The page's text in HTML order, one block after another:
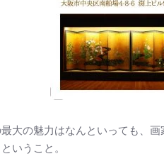
大の魅力はなんといっても、
いうこと。